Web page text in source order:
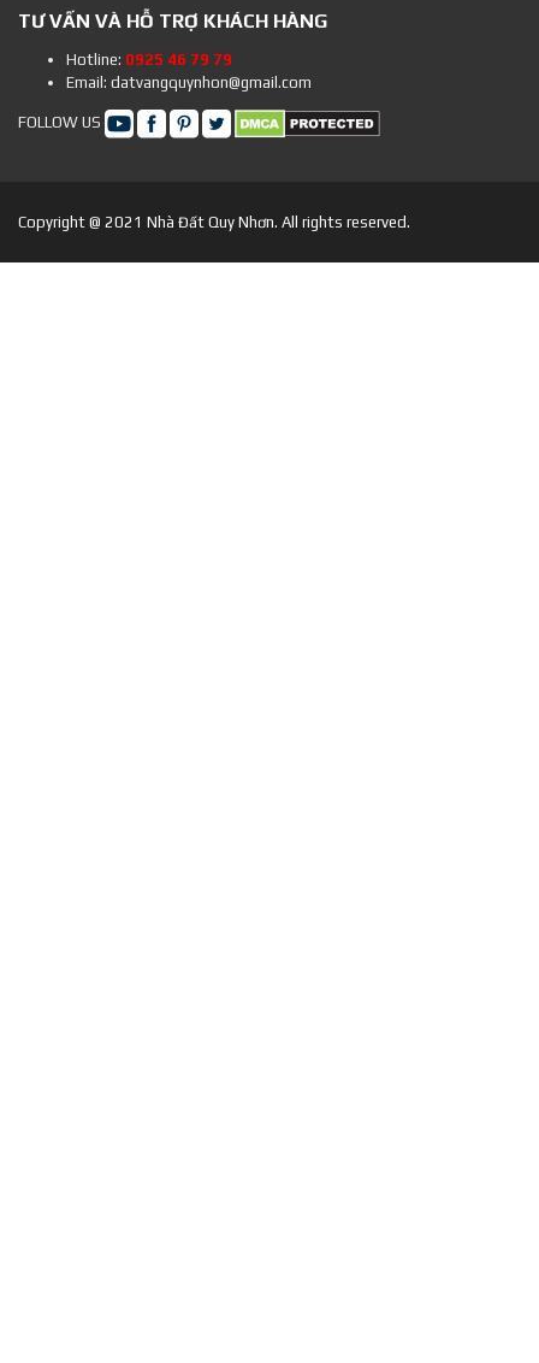
TƯ VẤN VÀ HỖ TRỢ KHÁCH HÀNG
Hotline: 0925 46 79 79
Email: datvangquynhon@gmail.com
FOLLOW US
Copyright @ 2021 Nhà Đất Quy Nhơn. All rights reserved.